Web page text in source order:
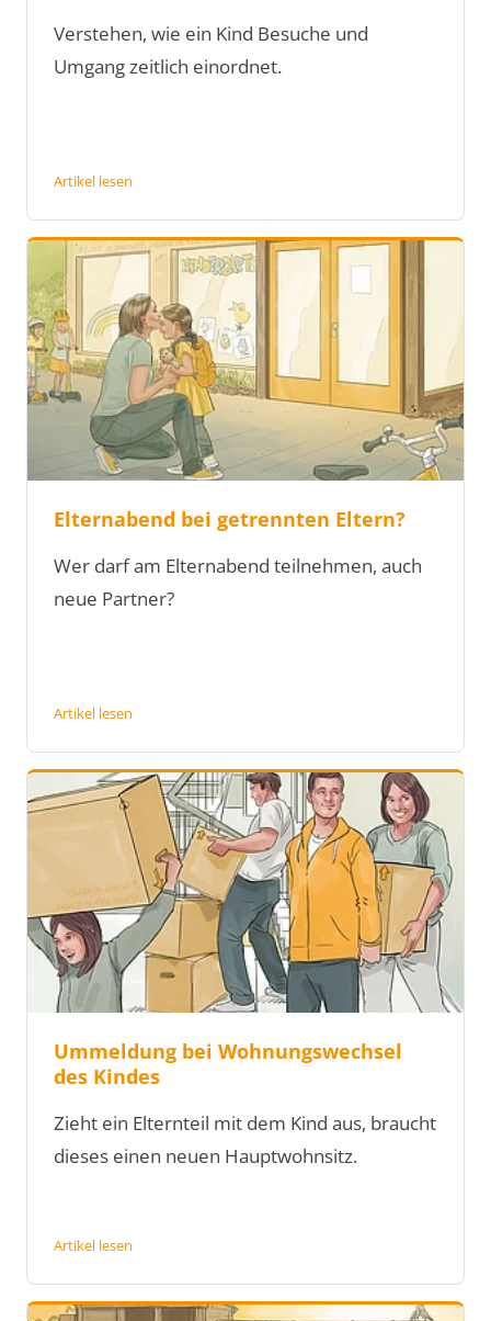
Verstehen, wie ein Kind Besuche und
Umgang zeitlich einordnet.
Artikel lesen
Elternabend bei getrennten Eltern?
Wer darf am Elternabend teilnehmen, auch
neue Partner?
Artikel lesen
Ummeldung bei Wohnungswechsel
des Kindes
Zieht ein Elternteil mit dem Kind aus, braucht
dieses einen neuen Hauptwohnsitz.
Artikel lesen